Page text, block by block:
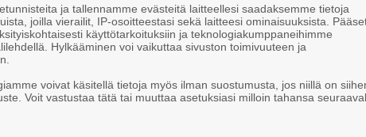
Eppu
–
Paavo
ja tallennamme evästeitä laitteellesi saadaksemme tietoja
joilla vierailit, IP-osoitteestasi sekä laitteesi ominaisuuksista.
käyttötarkoituksiin ja teknologiakumppaneihimme
Hylkääminen voi vaikuttaa sivuston toimivuuteen ja
voivat käsitellä tietoja myös ilman suostumusta, jos niillä on
Voit vastustaa tätä tai muuttaa asetuksiasi milloin tahansa